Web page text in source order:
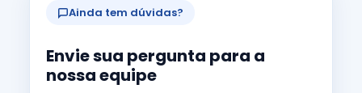
Ainda tem dúvidas?
Envie sua pergunta para a
nossa equipe